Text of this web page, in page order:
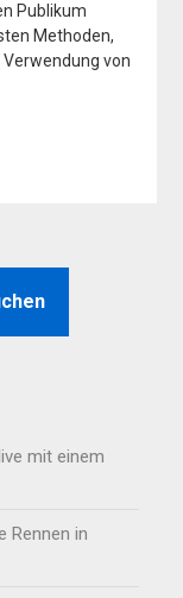
Publikum
Methoden,
von
mit einem
Rennen in